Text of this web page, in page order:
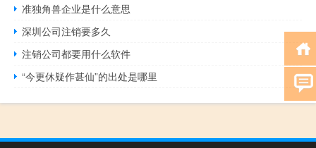
准独角兽企业是什么意思
深圳公司注销要多久
注销公司都要用什么软件
“今更休疑作甚仙”的出处是哪里